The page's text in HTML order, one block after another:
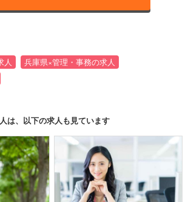
人
兵庫県×管理・事務の求人
は、以下の求人も見ています